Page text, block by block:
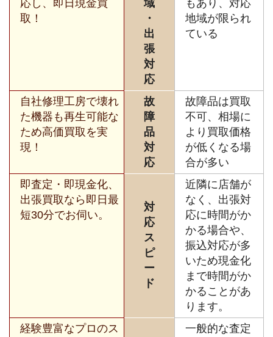
応し、即日現金買
取！
域
・
出
張
対
応
もあり、対応
地域が限られ
ている
自社修理工房で壊れ
た機器も再生可能な
ため高価買取を実
現！
故
障
品
対
応
故障品は買取
不可、相場に
より買取価格
が低くなる場
合が多い
即査定・即現金化、
出張買取なら即日最
短30分でお伺い。
対
応
ス
ピ
ー
ド
近隣に店舗が
なく、出張対
応に時間がか
かる場合や、
振込対応が多
いため現金化
まで時間がか
かることがあ
ります。
経験豊富なプロのス
一般的な査定